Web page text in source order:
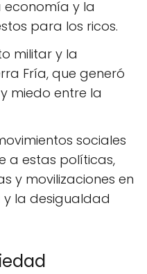
economía y la
para los ricos.
militar y la
Fría, que generó
miedo entre la
sociales
a estas políticas,
y movilizaciones en
la desigualdad